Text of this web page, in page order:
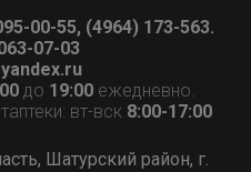
00-55, (4964) 173-563.
07-03
до 19:00ежедневно.
вт-вск 8:00-17:00
Шатурский район, г.